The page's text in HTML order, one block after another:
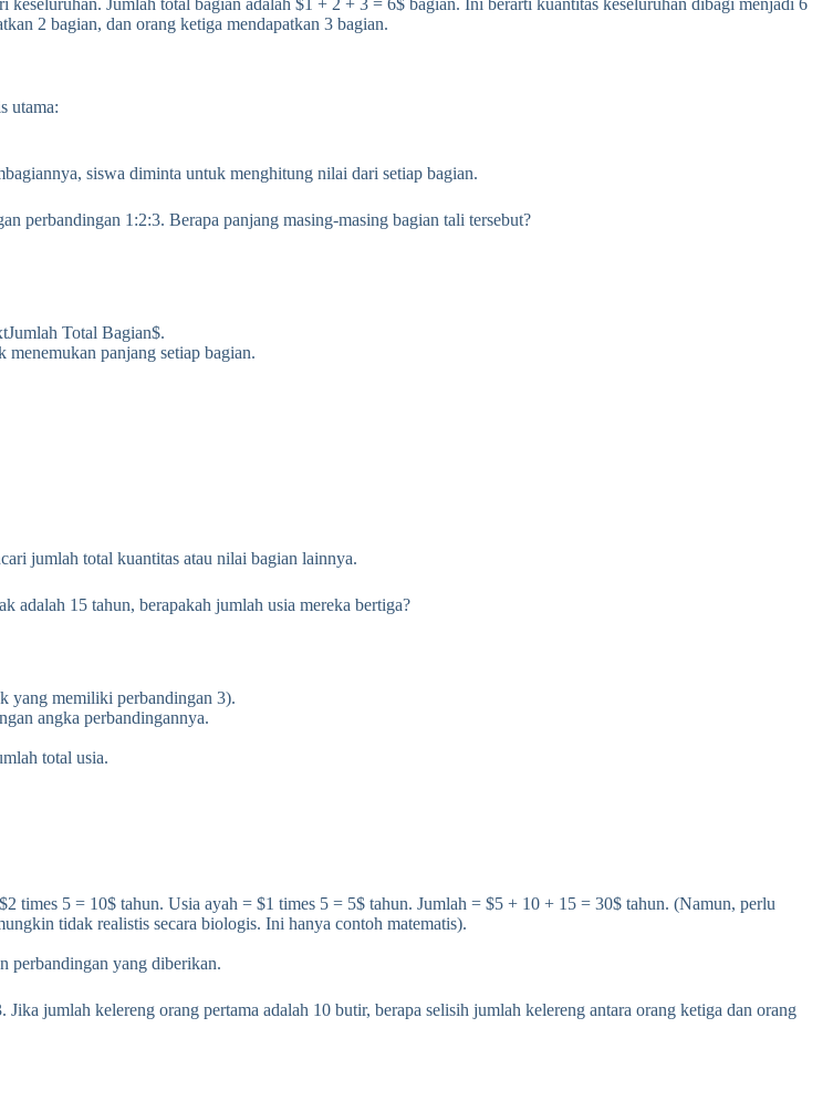
2 bagian, dan orang ketiga mendapatkan 3 bagian.
utama:
siswa diminta untuk menghitung nilai dari setiap bagian.
perbandingan 1:2:3. Berapa panjang masing-masing bagian tali tersebut?
Total Bagian$.
panjang setiap bagian.
jumlah total kuantitas atau nilai bagian lainnya.
adalah 15 tahun, berapakah jumlah usia mereka bertiga?
yang memiliki perbandingan 3).
angka perbandingannya.
total usia.
times 5 = 10$ tahun. Usia ayah = $1 times 5 = 5$ tahun. Jumlah = $5 + 10 + 15 = 30$ tahun. (Namun, perlu
tidak realistis secara biologis. Ini hanya contoh matematis).
perbandingan yang diberikan.
jumlah kelereng orang pertama adalah 10 butir, berapa selisih jumlah kelereng antara orang ketiga dan orang